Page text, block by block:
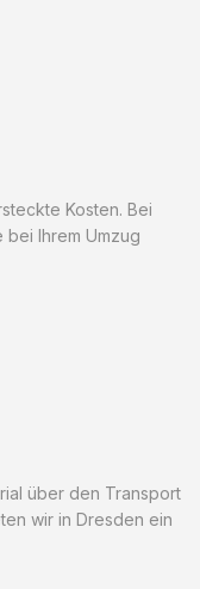
Kosten. Bei
bei Ihrem Umzug
über den Transport
wir in Dresden ein